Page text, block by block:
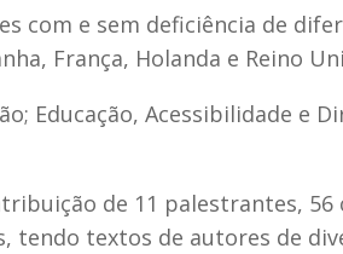
com e sem deficiência de
França, Holanda e Reino
Educação, Acessibilidade e
de 11 palestrantes, 56
textos de autores de